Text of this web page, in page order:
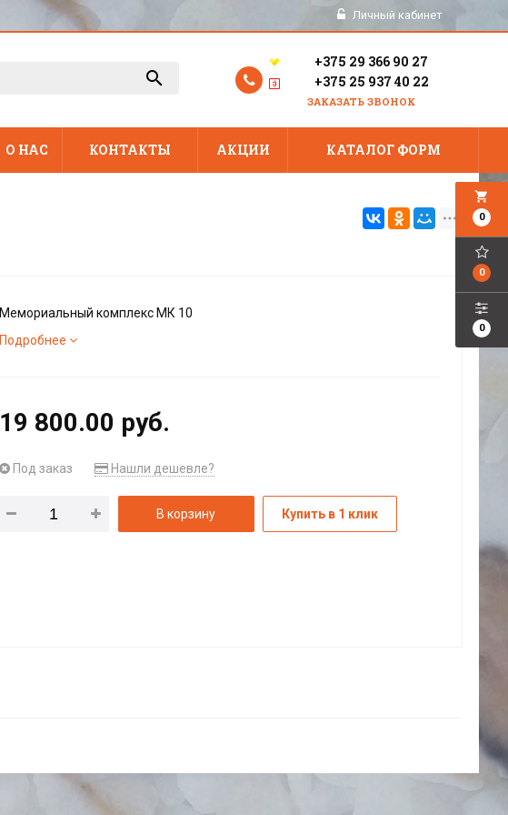
Личный кабинет
+375 29 366 90 27
+375 25 937 40 22
ЗАКАЗАТЬ ЗВОНОК
О НАС КОНТАКТЫ АКЦИИ КАТАЛОГ ФОРМ
local_grocery_store
0
0
0
Мемориальный комплекс МК 10
Подробнее
19 800.00 руб.
Под заказ Нашли дешевле?
В корзину Купить в 1 клик